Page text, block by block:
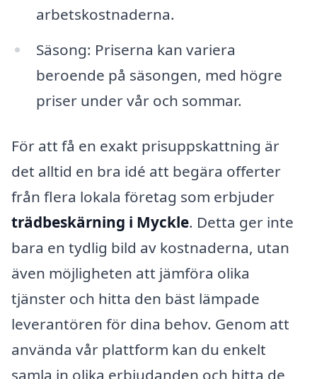
arbetskostnaderna.
Säsong: Priserna kan variera
beroende på säsongen, med högre
priser under vår och sommar.
För att få en exakt prisuppskattning är
det alltid en bra idé att begära offerter
från flera lokala företag som erbjuder
trädbeskärning i Myckle. Detta ger inte
bara en tydlig bild av kostnaderna, utan
även möjligheten att jämföra olika
tjänster och hitta den bäst lämpade
leverantören för dina behov. Genom att
använda vår plattform kan du enkelt
samla in olika erbjudanden och hitta de